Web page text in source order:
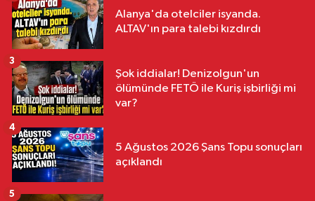
Alanya'da otelciler isyanda.
ALTAV'ın para talebi kızdırdı
Şok iddialar! Denizolgun'un
ölümünde FETÖ ile Kuriş işbirliği mi
var?
3
5 Ağustos 2026 Şans Topu sonuçları
açıklandı
4
5